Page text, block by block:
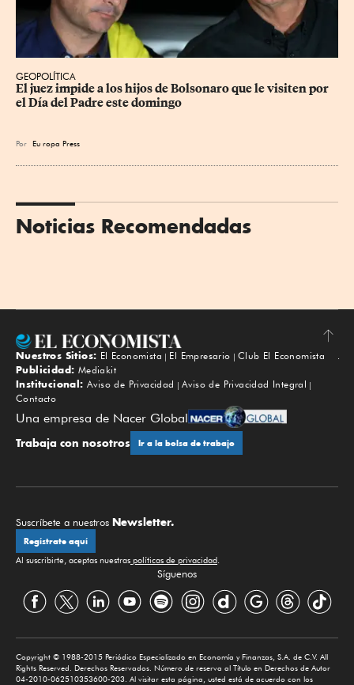
GEOPOLÍTICA
El juez impide a los hijos de Bolsonaro que le visiten por
el Día del Padre este domingo
Por Eu ropa Press
Noticias Recomendadas
Subir
Nuestros Sitios: El Economista El Empresario
Club El Economista
Publicidad: Mediakit
Institucional: Aviso de Privacidad
Aviso de Privacidad Integral
Contacto
Una empresa de Nacer Global
Trabaja con nosotros Ir a la bolsa de trabajo
Suscríbete a nuestros Newsletter.
Regístrate aquí
Al suscribirte, aceptas nuestras políticas de privacidad
Síguenos
Copyright © 1988-2015 Periódico Especializado en Economía y Finanzas, S.A. de C.V. All
Rights Reserved. Derechos Reservados. Número de reserva al Título en Derechos de Autor
04-2010-062510353600-203. Al visitar esta página, usted está de acuerdo con los